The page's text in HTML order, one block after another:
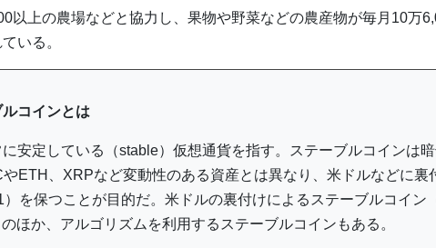
以上の農場などと協力し、果物や野菜などの農産物が毎月10万
いる。
コインとは
安定している（stable）仮想通貨を指す。ステーブルコインは
やETH、XRPなど変動性のある資産とは異なり、米ドルなどに裏
）を保つことが目的だ。米ドルの裏付けによるステーブルコイン
ほか、アルゴリズムを利用するステーブルコインもある。